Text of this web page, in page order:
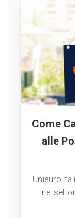
Come
alle
Unieuro
nel